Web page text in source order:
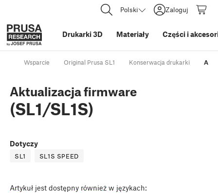
Polski Zaloguj
Drukarki 3D Materiały Części i
Wsparcie Original Prusa SL1 Konserwacja drukarki
Aktualizacja firmware
(SL1/SL1S)
Dotyczy
SL1 SL1S SPEED
Artykuł jest dostępny również w językach: